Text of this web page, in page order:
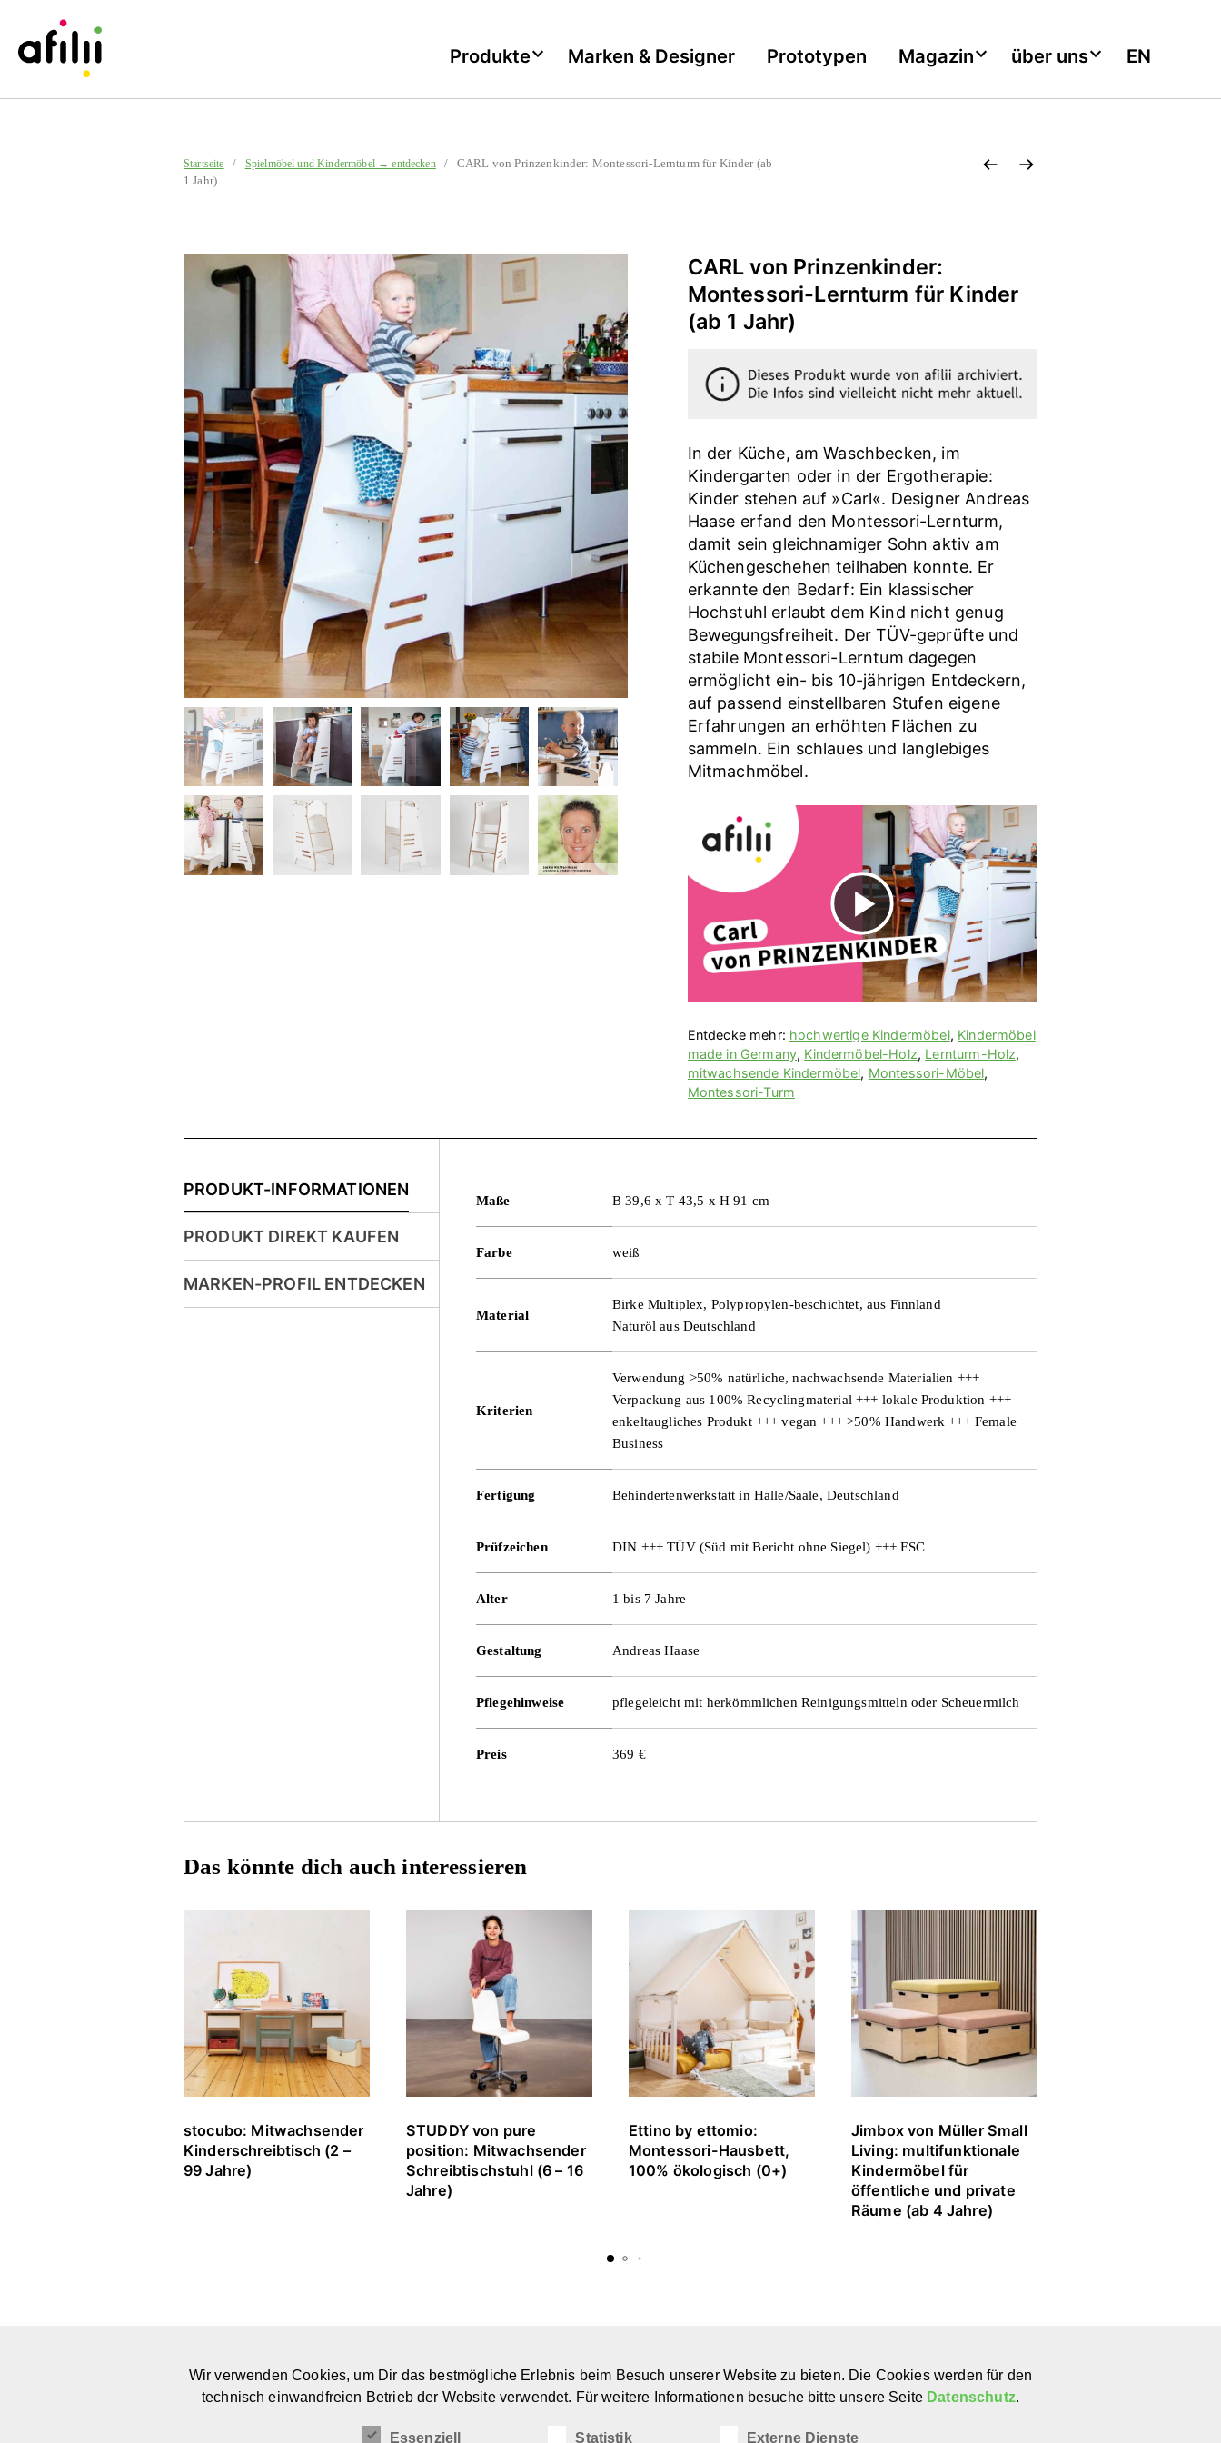
Produkte Marken & Designer Prototypen Magazin über uns EN
Startseite / Spielmöbel und Kindermöbel → entdecken/ CARL von Prinzenkinder: Montessori-Lernturm für Kinder (ab
1 Jahr)
CARL von Prinzenkinder:
Montessori-Lernturm für Kinder
(ab 1 Jahr)
In der Küche, am Waschbecken, im
Kindergarten oder in der Ergotherapie:
Kinder stehen auf »Carl«. Designer Andreas
Haase erfand den Montessori-Lernturm,
damit sein gleichnamiger Sohn aktiv am
Küchengeschehen teilhaben konnte. Er
erkannte den Bedarf: Ein klassischer
Hochstuhl erlaubt dem Kind nicht genug
Bewegungsfreiheit. Der TÜV-geprüfte und
stabile Montessori-Lerntum dagegen
ermöglicht ein- bis 10-jährigen Entdeckern,
auf passend einstellbaren Stufen eigene
Erfahrungen an erhöhten Flächen zu
sammeln. Ein schlaues und langlebiges
Mitmachmöbel.
V
i
d
a
b
s
p
i
n
Entdecke mehr: hochwertige Kindermöbel, Kindermöbel
made in Germany, Kindermöbel-Holz, Lernturm-Holz,
mitwachsende Kindermöbel, Montessori-Möbel,
Montessori-Turm
PRODUKT-INFORMATIONEN
PRODUKT DIREKT KAUFEN
MARKEN-PROFIL ENTDECKEN
Maße B 39,6 x T 43,5 x H 91 cm
Farbe weiß
Material
Birke Multiplex, Polypropylen-beschichtet, aus Finnland
Naturöl aus Deutschland
Kriterien
Verwendung >50% natürliche, nachwachsende Materialien +++
Verpackung aus 100% Recyclingmaterial +++ lokale Produktion +++
enkeltaugliches Produkt +++ vegan +++ >50% Handwerk +++ Female
Business
Fertigung Behindertenwerkstatt in Halle/Saale, Deutschland
Prüfzeichen DIN +++ TÜV (Süd mit Bericht ohne Siegel) +++ FSC
Alter 1 bis 7 Jahre
Gestaltung Andreas Haase
Pflegehinweise pflegeleicht mit herkömmlichen Reinigungsmitteln oder Scheuermilch
Preis 369 €
Das könnte dich auch interessieren
stocubo: Mitwachsender
Kinderschreibtisch (2 –
99 Jahre)
STUDDY von pure
position: Mitwachsender
Schreibtischstuhl (6 – 16
Jahre)
Ettino by ettomio:
Montessori-Hausbett,
100% ökologisch (0+)
Jimbox von Müller Small
Living: multifunktionale
Kindermöbel für
öffentliche und private
Räume (ab 4 Jahre)
PLATTFORM & COMMUNITY
Marken & Designer
Kreatives Spielzeug
Spiel- & Kindermöbel
Über uns
Newsletter
Datenschutz
E-Mail
Instagram
Wir verwenden Cookies, um Dir das bestmögliche Erlebnis beim Besuch unserer Website zu bieten. Die Cookies werden für den
technisch einwandfreien Betrieb der Website verwendet. Für weitere Informationen besuche bitte unsere Seite Datenschutz.
Essenziell Statistik Externe Dienste